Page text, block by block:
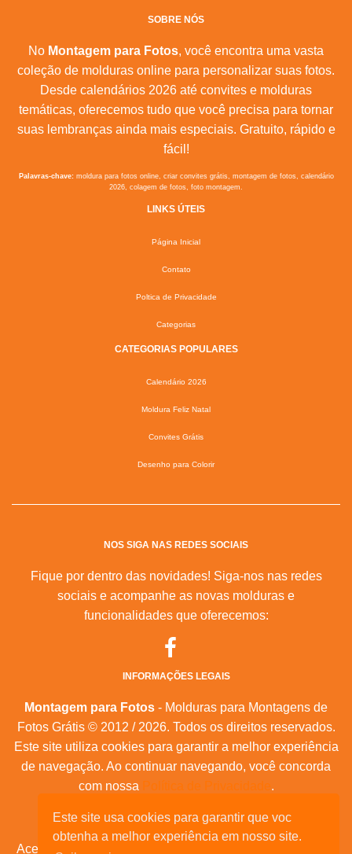
Este site usa cookies para garantir que voc
obtenha a melhor experiência em nosso site.
SOBRE NÓS
No Montagem para Fotos, você encontra uma vasta
coleção de molduras online para personalizar suas fotos.
Desde calendários 2026 até convites e molduras
temáticas, oferecemos tudo que você precisa para tornar
suas lembranças ainda mais especiais. Gratuito, rápido e
fácil!
Palavras-chave:moldura para fotos online, criar convites grátis, montagem de fotos, calendário
2026, colagem de fotos, foto montagem.
LINKS ÚTEIS
Página Inicial
Contato
Poltica de Privacidade
Categorias
CATEGORIAS POPULARES
Calendário 2026
Moldura Feliz Natal
Convites Grátis
Desenho para Colorir
NOS SIGA NAS REDES SOCIAIS
Fique por dentro das novidades! Siga-nos nas redes
sociais e acompanhe as novas molduras e
funcionalidades que oferecemos:
INFORMAÇÕES LEGAIS
Montagem para Fotos - Molduras para Montagens de
Fotos Grátis © 2012 / 2026. Todos os direitos reservados.
Este site utiliza cookies para garantir a melhor experiência
de navegação. Ao continuar navegando, você concorda
com nossa Política de Privacidade.
Mapa do Site |Feeds RSS |Sobre Nós
Acesse nossas molduras para: